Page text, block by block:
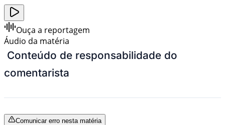
Ouça a reportagem
Áudio da matéria
Conteúdo de responsabilidade do
comentarista
Comunicar erro nesta matéria